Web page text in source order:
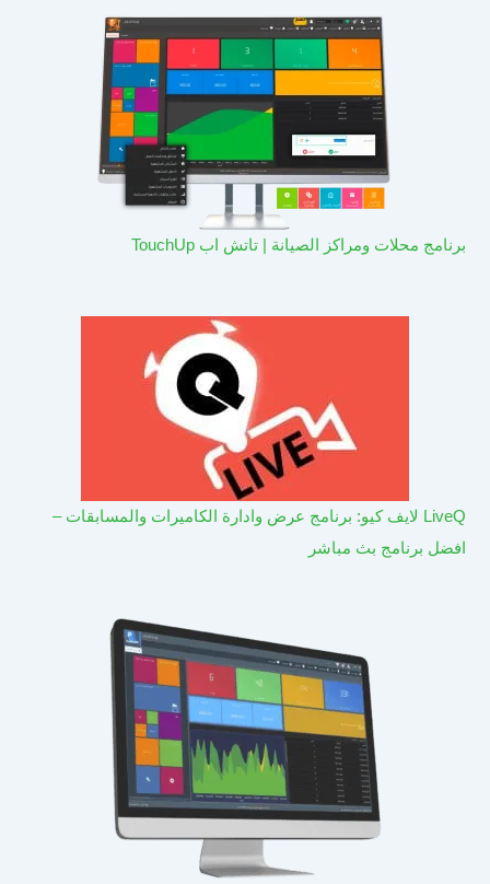
برنامج محلات ومراكز الصيانة | تاتش اب TouchUp
LiveQ لايف كيو: برنامج عرض وادارة الكاميرات والمسابقات –
افضل برنامج بث مباشر